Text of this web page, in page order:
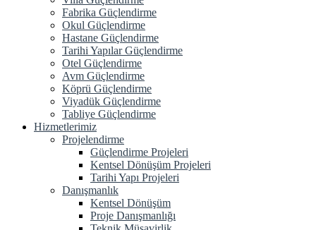
Fabrika Güçlendirme
Okul Güçlendirme
Hastane Güçlendirme
Tarihi Yapılar Güçlendirme
Otel Güçlendirme
Avm Güçlendirme
Köprü Güçlendirme
Viyadük Güçlendirme
Tabliye Güçlendirme
Hizmetlerimiz
Projelendirme
Güçlendirme Projeleri
Kentsel Dönüşüm Projeleri
Tarihi Yapı Projeleri
Danışmanlık
Kentsel Dönüşüm
Proje Danışmanlığı